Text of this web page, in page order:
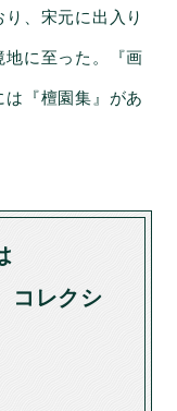
、宋元に出入り
地に至った。『画
『檀園集』があ
コレクシ